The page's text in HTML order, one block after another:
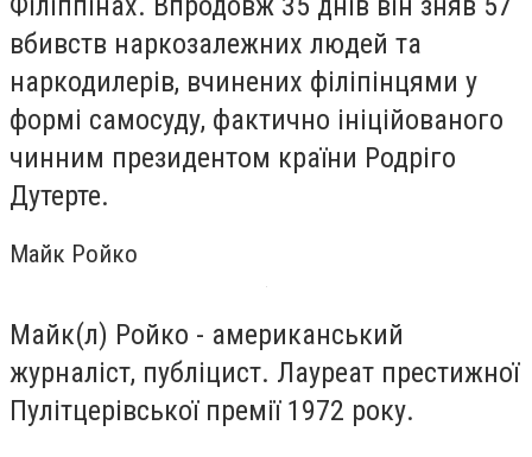
вбивств наркозалежних людей та
наркодилерів, вчинених філіпінцями у
формі самосуду, фактично ініційованого
чинним президентом країни Родріго
Дутерте.
Майк Ройко
Майк(л) Ройко - американський
журналіст, публіцист. Лауреат престижної
Пулітцерівської премії 1972 року.